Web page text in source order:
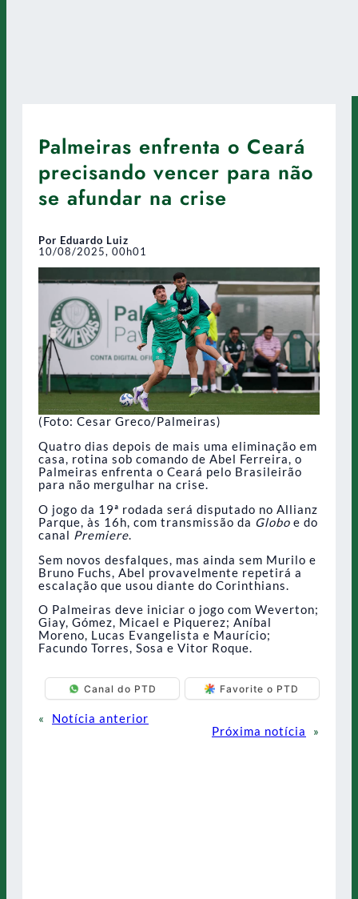
Palmeiras enfrenta o Ceará
precisando vencer para não
se afundar na crise
Por Eduardo Luiz
10/08/2025, 00h01
(Foto: Cesar Greco/Palmeiras)
Quatro dias depois de mais uma eliminação em
casa, rotina sob comando de Abel Ferreira, o
Palmeiras enfrenta o Ceará pelo Brasileirão
para não mergulhar na crise.
O jogo da 19ª rodada será disputado no Allianz
Parque, às 16h, com transmissão da Globo e do
canal Premiere.
Sem novos desfalques, mas ainda sem Murilo e
Bruno Fuchs, Abel provavelmente repetirá a
escalação que usou diante do Corinthians.
O Palmeiras deve iniciar o jogo com Weverton;
Giay, Gómez, Micael e Piquerez; Aníbal
Moreno, Lucas Evangelista e Maurício;
Facundo Torres, Sosa e Vitor Roque.
Canal do PTD Favorite o PTD
«
Notícia anterior
Próxima notícia
»